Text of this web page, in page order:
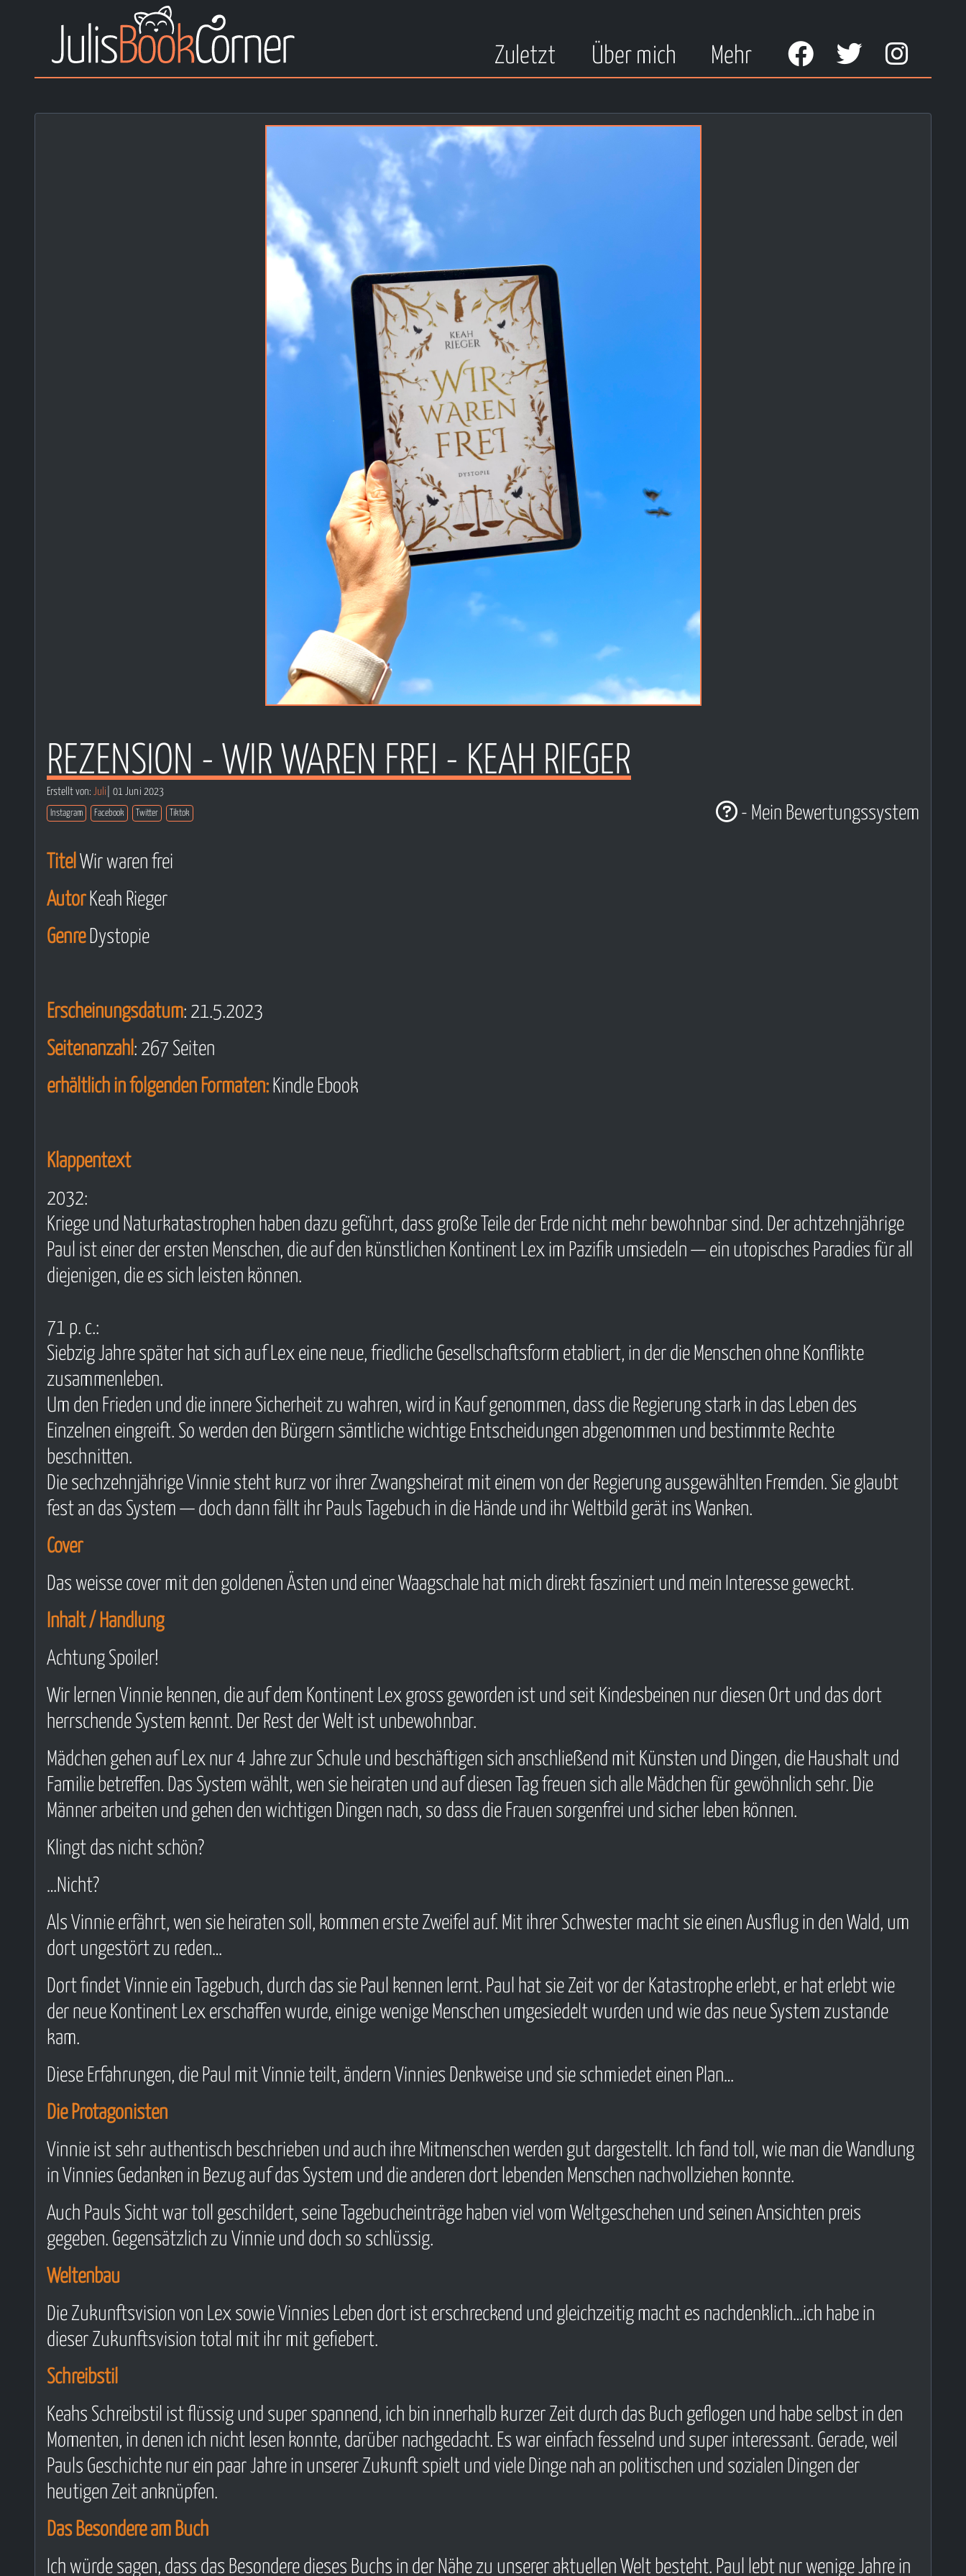
Zuletzt Über mich Mehr
REZENSION - WIR WAREN FREI - KEAH RIEGER
Erstellt von: Juli | 01 Juni 2023
Instagram Facebook Twitter Tiktok - Mein Bewertungssystem
TitelWir waren frei
AutorKeah Rieger
GenreDystopie
Erscheinungsdatum: 21.5.2023
Seitenanzahl: 267 Seiten
erhältlich in folgenden Formaten: Kindle Ebook
Klappentext
2032:
Kriege und Naturkatastrophen haben dazu geführt, dass große Teile der Erde nicht mehr bewohnbar sind. Der achtzehnjährige
Paul ist einer der ersten Menschen, die auf den künstlichen Kontinent Lex im Pazifik umsiedeln — ein utopisches Paradies für all
diejenigen, die es sich leisten können.
71 p. c.:
Siebzig Jahre später hat sich auf Lex eine neue, friedliche Gesellschaftsform etabliert, in der die Menschen ohne Konflikte
zusammenleben.
Um den Frieden und die innere Sicherheit zu wahren, wird in Kauf genommen, dass die Regierung stark in das Leben des
Einzelnen eingreift. So werden den Bürgern sämtliche wichtige Entscheidungen abgenommen und bestimmte Rechte
beschnitten.
Die sechzehnjährige Vinnie steht kurz vor ihrer Zwangsheirat mit einem von der Regierung ausgewählten Fremden. Sie glaubt
fest an das System — doch dann fällt ihr Pauls Tagebuch in die Hände und ihr Weltbild gerät ins Wanken.
Cover
Das weisse cover mit den goldenen Ästen und einer Waagschale hat mich direkt fasziniert und mein Interesse geweckt.
Inhalt / Handlung
Achtung Spoiler!
Wir lernen Vinnie kennen, die auf dem Kontinent Lex gross geworden ist und seit Kindesbeinen nur diesen Ort und das dort
herrschende System kennt. Der Rest der Welt ist unbewohnbar.
Mädchen gehen auf Lex nur 4 Jahre zur Schule und beschäftigen sich anschließend mit Künsten und Dingen, die Haushalt und
Familie betreffen. Das System wählt, wen sie heiraten und auf diesen Tag freuen sich alle Mädchen für gewöhnlich sehr. Die
Männer arbeiten und gehen den wichtigen Dingen nach, so dass die Frauen sorgenfrei und sicher leben können.
Klingt das nicht schön?
…Nicht?
Als Vinnie erfährt, wen sie heiraten soll, kommen erste Zweifel auf. Mit ihrer Schwester macht sie einen Ausflug in den Wald, um
dort ungestört zu reden…
Dort findet Vinnie ein Tagebuch, durch das sie Paul kennen lernt. Paul hat sie Zeit vor der Katastrophe erlebt, er hat erlebt wie
der neue Kontinent Lex erschaffen wurde, einige wenige Menschen umgesiedelt wurden und wie das neue System zustande
kam.
Diese Erfahrungen, die Paul mit Vinnie teilt, ändern Vinnies Denkweise und sie schmiedet einen Plan…
Die Protagonisten
Vinnie ist sehr authentisch beschrieben und auch ihre Mitmenschen werden gut dargestellt. Ich fand toll, wie man die Wandlung
in Vinnies Gedanken in Bezug auf das System und die anderen dort lebenden Menschen nachvollziehen konnte.
Auch Pauls Sicht war toll geschildert, seine Tagebucheinträge haben viel vom Weltgeschehen und seinen Ansichten preis
gegeben. Gegensätzlich zu Vinnie und doch so schlüssig.
Weltenbau
Die Zukunftsvision von Lex sowie Vinnies Leben dort ist erschreckend und gleichzeitig macht es nachdenklich…ich habe in
dieser Zukunftsvision total mit ihr mit gefiebert.
Schreibstil
Keahs Schreibstil ist flüssig und super spannend, ich bin innerhalb kurzer Zeit durch das Buch geflogen und habe selbst in den
Momenten, in denen ich nicht lesen konnte, darüber nachgedacht. Es war einfach fesselnd und super interessant. Gerade, weil
Pauls Geschichte nur ein paar Jahre in unserer Zukunft spielt und viele Dinge nah an politischen und sozialen Dingen der
heutigen Zeit anknüpfen.
Das Besondere am Buch
Ich würde sagen, dass das Besondere dieses Buchs in der Nähe zu unserer aktuellen Welt besteht. Paul lebt nur wenige Jahre in